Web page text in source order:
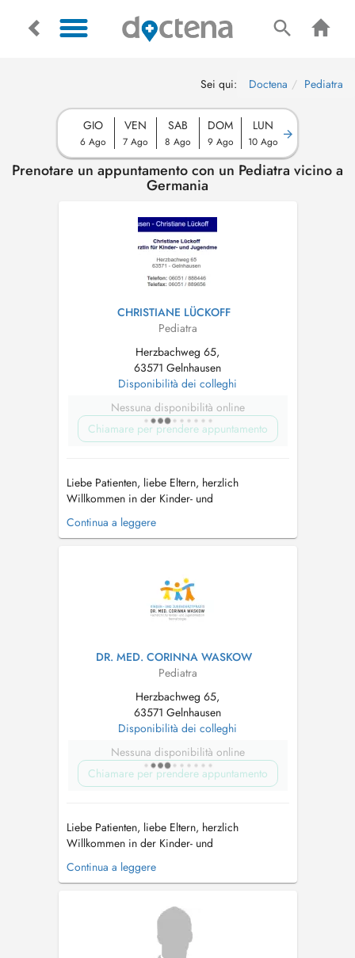
Sei qui: Doctena Pediatra
GIO
6 Ago
VEN
7 Ago
SAB
8 Ago
DOM
9 Ago
LUN
10 Ago
Prenotare un appuntamento con un Pediatra vicino a
Germania
CHRISTIANE LÜCKOFF
Pediatra
Herzbachweg 65,
63571 Gelnhausen
Disponibilità dei colleghi
Nessuna disponibilità online
Chiamare per prendere appuntamento
Liebe Patienten, liebe Eltern, herzlich
Willkommen in der Kinder- und
Jugendarztpraxis Frau Lückoff! Wir freuen uns
auf Euer/Ihr Kommen! - URLAUB vom 20.07.26
geschlossen. Unsere Vertretung für akute ...
Continua a leggere
DR. MED. CORINNA WASKOW
Pediatra
Herzbachweg 65,
63571 Gelnhausen
Disponibilità dei colleghi
Nessuna disponibilità online
Chiamare per prendere appuntamento
Liebe Patienten, liebe Eltern, herzlich
Willkommen in der Kinder- und
Jugendarztpraxis Frau Dr. Waskow! Wir freuen
uns auf Euer/Ihr Kommen! - INFO - Aus
Weiteres keine E-Mails beantwortet werden.
Wenn Sie lediglich eine Kindkrankmeldung, ein
Continua a leggere